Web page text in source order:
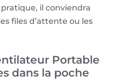
il conviendra
files d’attente ou les
Portable
dans la poche